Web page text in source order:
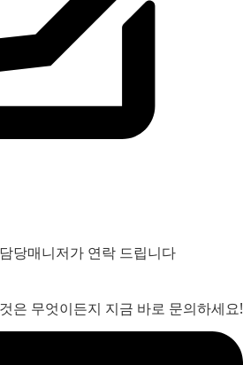
당매니저가 연락 드립니다
은 무엇이든지 지금 바로 문의하세요!